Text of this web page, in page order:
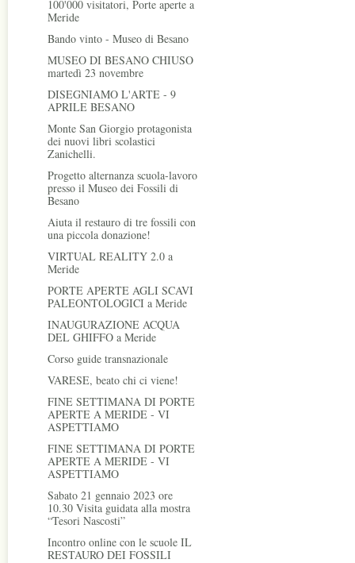
100'000 visitatori, Porte aperte a
Meride
Bando vinto - Museo di Besano
MUSEO DI BESANO CHIUSO
martedì 23 novembre
DISEGNIAMO L'ARTE - 9
APRILE BESANO
Monte San Giorgio protagonista
dei nuovi libri scolastici
Zanichelli.
Progetto alternanza scuola-lavoro
presso il Museo dei Fossili di
Besano
Aiuta il restauro di tre fossili con
una piccola donazione!
VIRTUAL REALITY 2.0 a
Meride
PORTE APERTE AGLI SCAVI
PALEONTOLOGICI a Meride
INAUGURAZIONE ACQUA
DEL GHIFFO a Meride
Corso guide transnazionale
VARESE, beato chi ci viene!
FINE SETTIMANA DI PORTE
APERTE A MERIDE - VI
ASPETTIAMO
FINE SETTIMANA DI PORTE
APERTE A MERIDE - VI
ASPETTIAMO
Sabato 21 gennaio 2023 ore
10.30 Visita guidata alla mostra
“Tesori Nascosti”
Incontro online con le scuole IL
RESTAURO DEI FOSSILI